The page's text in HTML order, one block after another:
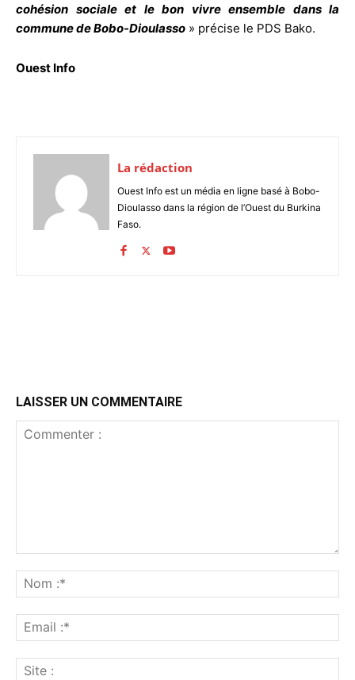
cohésion sociale et le bon vivre ensemble dans la
commune de Bobo-Dioulasso » précise le PDS Bako.
Ouest Info
La rédaction
Ouest Info est un média en ligne basé à Bobo-
Dioulasso dans la région de l’Ouest du Burkina
Faso.
LAISSER UN COMMENTAIRE
:*
:*